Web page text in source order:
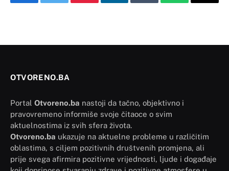
FacebookTwitter PinterestLinkedInTumblr WhatsAppEmail
OTVORENO.BA
Portal Otvoreno.ba nastoji da tačno, objektivno i
pravovremeno informiše svoje čitaoce o svim
aktuelnostima iz svih sfera života.
Otvoreno.ba ukazuje na aktuelne probleme u različitim
oblastima, s ciljem pozitivnih društvenih promjena, ali
prije svega afirmira pozitivne vrijednosti, ljude i događaje